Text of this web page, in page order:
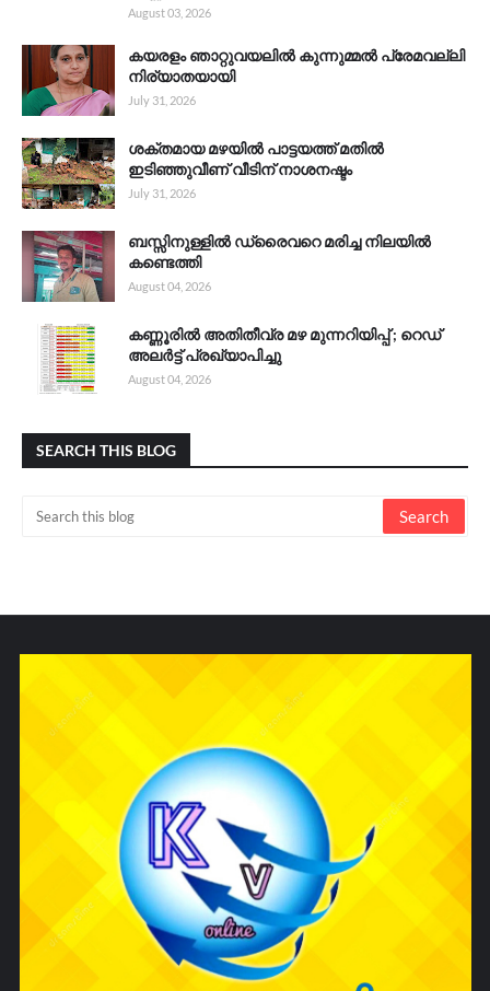
August 03, 2026
കയരളം ഞാറ്റുവയലിൽ കുന്നുമ്മൽ പ്രേമവല്ലി
നിര്യാതയായി
July 31, 2026
ശക്തമായ മഴയിൽ പാട്ടയത്ത് മതിൽ
ഇടിഞ്ഞുവീണ് വീടിന് നാശനഷ്ടം
July 31, 2026
ബസ്സിനുള്ളിൽ ഡ്രൈവറെ മരിച്ച നിലയിൽ
കണ്ടെത്തി
August 04, 2026
കണ്ണൂരിൽ അതിതീവ്ര മഴ മുന്നറിയിപ്പ് ; റെഡ്
അലർട്ട് പ്രഖ്യാപിച്ചു
August 04, 2026
SEARCH THIS BLOG